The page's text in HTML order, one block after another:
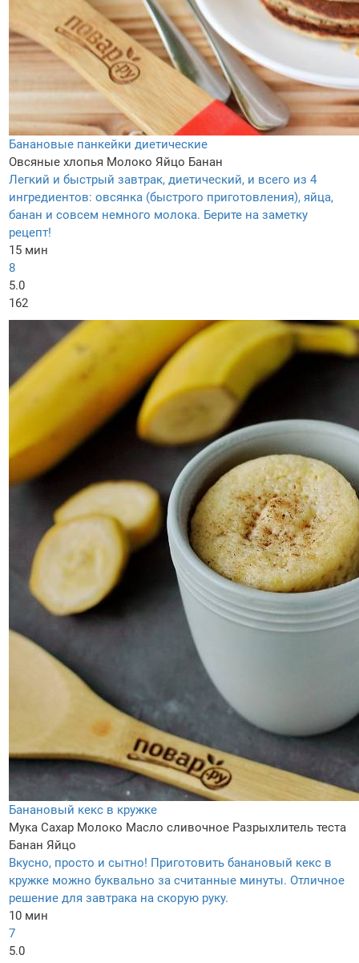
Банановые панкейки диетические
Овсяные хлопья Молоко Яйцо Банан
Легкий и быстрый завтрак, диетический, и всего из 4
ингредиентов: овсянка (быстрого приготовления), яйца,
банан и совсем немного молока. Берите на заметку
рецепт!
15 мин
8
5.0
162
Банановый кекс в кружке
Мука Сахар Молоко Масло сливочное Разрыхлитель теста
Банан Яйцо
Вкусно, просто и сытно! Приготовить банановый кекс в
кружке можно буквально за считанные минуты. Отличное
решение для завтрака на скорую руку.
10 мин
7
5.0